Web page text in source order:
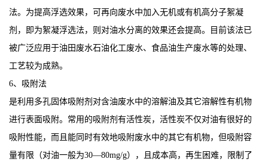
法。为提高浮选效果，可再向废水中加入无机或有机高分子絮凝
剂，即为絮凝浮选法，则对油水分离的效果还会提高。目前该法已
被广泛应用于油田废水石油化工废水、食品油生产废水等的处理、
工艺较为成熟。
6、吸附法
是利用多孔固体吸附剂对含油废水中的溶解油及其它溶解性有机物
进行表面吸附。常用的吸附剂有活性炭，活性炭不仅对油有很好的
吸附性能，而且能同时有效地吸附废水中的其它有机物，但吸附容
量有限（对油一般为30—80mg/g），且成本高，再生困难，限制了